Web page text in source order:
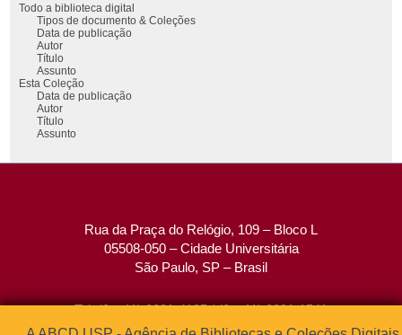
Todo a biblioteca digital
Tipos de documento & Coleções
Data de publicação
Autor
Título
Assunto
Esta Coleção
Data de publicação
Autor
Título
Assunto
Rua da Praça do Relógio, 109 – Bloco L
05508-050 – Cidade Universitária
São Paulo, SP – Brasil
Tel: (0xx11) 3091-4195 / (0xx11) 3091-1541
Fax: (0xx11) 3091-1567